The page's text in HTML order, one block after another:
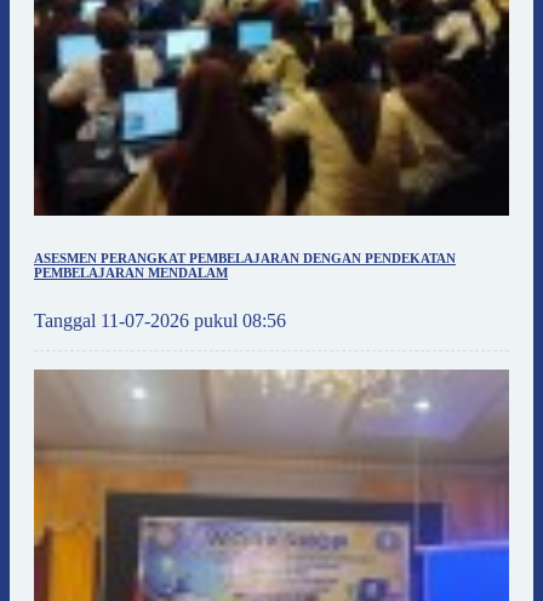
ASESMEN PERANGKAT PEMBELAJARAN DENGAN PENDEKATAN
PEMBELAJARAN MENDALAM
Tanggal 11-07-2026 pukul 08:56